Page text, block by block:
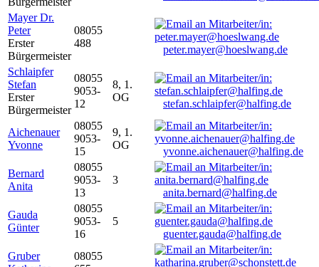
Mayer Dr.
Peter
Erster
Bürgermeister
08055
488
peter.mayer@hoeslwang.de
Schlaipfer
Stefan
Erster
Bürgermeister
08055
9053-
12
8, 1.
OG
stefan.schlaipfer@halfing.de
Aichenauer
Yvonne
08055
9053-
15
9, 1.
OG
yvonne.aichenauer@halfing.de
Bernard
Anita
08055
9053-
13
3
anita.bernard@halfing.de
Gauda
Günter
08055
9053-
16
5
guenter.gauda@halfing.de
Gruber
08055